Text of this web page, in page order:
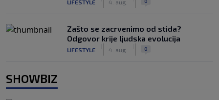
LIFESTYLE 4. aug.
Zašto se zacrvenimo od stida?
Odgovor krije ljudska evolucija
LIFESTYLE 4. aug. 0
SHOWBIZ